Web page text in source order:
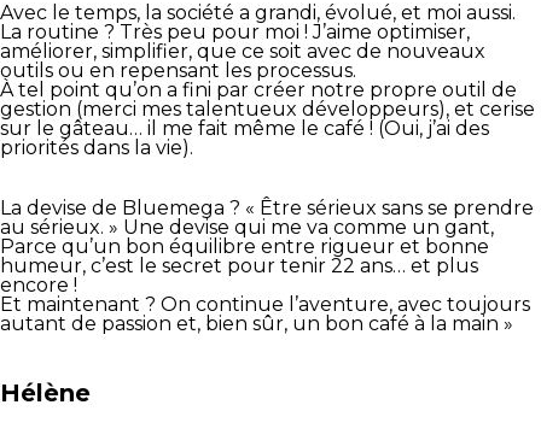
Avec le temps, la société a grandi, évolué, et moi aussi.
La routine ? Très peu pour moi ! J’aime optimiser,
améliorer, simplifier, que ce soit avec de nouveaux
outils ou en repensant les processus.
À tel point qu’on a fini par créer notre propre outil de
gestion (merci mes talentueux développeurs), et cerise
sur le gâteau… il me fait même le café ! (Oui, j’ai des
priorités dans la vie).
La devise de Bluemega ? « Être sérieux sans se prendre
au sérieux. » Une devise qui me va comme un gant,
Parce qu’un bon équilibre entre rigueur et bonne
humeur, c’est le secret pour tenir 22 ans… et plus
encore !
Et maintenant ? On continue l’aventure, avec toujours
autant de passion et, bien sûr, un bon café à la main »
Hélène